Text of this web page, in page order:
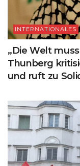
INTERNATIONALES
„Die Welt
Thunberg
und ruft zu